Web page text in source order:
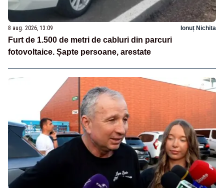
8 aug. 2026, 13:09 Ionuț Nichita
Furt de 1.500 de metri de cabluri din parcuri
fotovoltaice. Șapte persoane, arestate